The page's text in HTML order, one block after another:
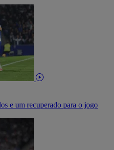
e um recuperado para o jogo